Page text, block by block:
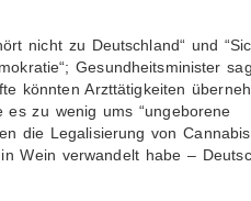
nicht zu Deutschland“ und
Gesundheitsminister
könnten Arzttätigkeiten
es zu wenig ums “ungeborene
die Legalisierung von Cannabis
Wein verwandelt habe –